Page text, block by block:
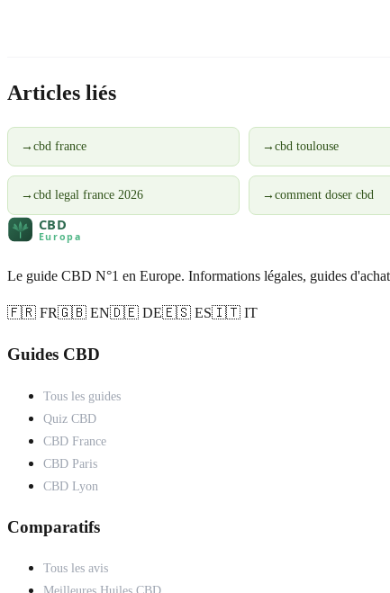
Articles liés
→ cbd france → cbd toulouse
→ cbd legal france 2026 → comment doser cbd
Le guide CBD N°1 en Europe. Informations légales, guides
🇫🇷 FR🇬🇧 EN🇩🇪 DE🇪🇸 ES🇮🇹 IT
Guides CBD
Tous les guides
Quiz CBD
CBD France
CBD Paris
CBD Lyon
Comparatifs
Tous les avis